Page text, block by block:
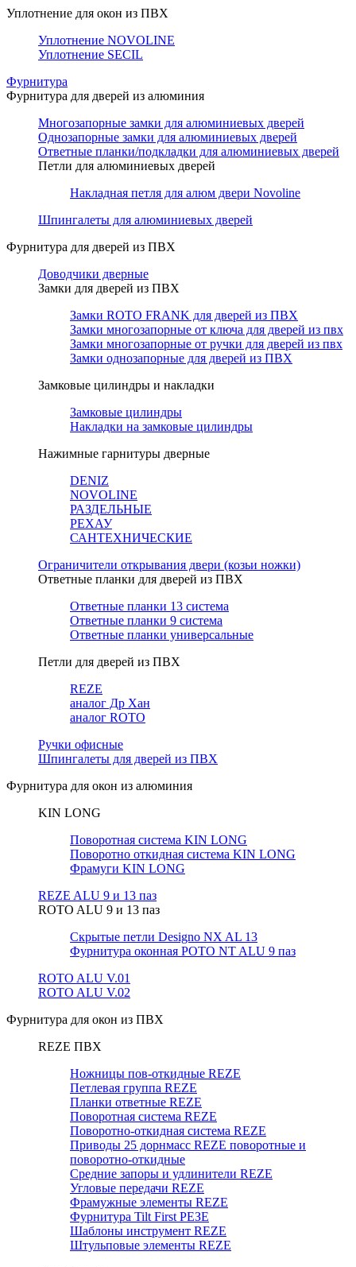
Уплотнение для окон из ПВХ
Уплотнение NOVOLINE
Уплотнение SECIL
Фурнитура
Фурнитура для дверей из алюминия
Многозапорные замки для алюминиевых дверей
Однозапорные замки для алюминиевых дверей
Ответные планки/подкладки для алюминиевых дверей
Петли для алюминиевых дверей
Накладная петля для алюм двери Novoline
Шпингалеты для алюминиевых дверей
Фурнитура для дверей из ПВХ
Доводчики дверные
Замки для дверей из ПВХ
Замки ROTO FRANK для дверей из ПВХ
Замки многозапорные от ключа для дверей из пвх
Замки многозапорные от ручки для дверей из пвх
Замки однозапорные для дверей из ПВХ
Замковые цилиндры и накладки
Замковые цилиндры
Накладки на замковые цилиндры
Нажимные гарнитуры дверные
DENIZ
NOVOLINE
РАЗДЕЛЬНЫЕ
РЕХАУ
САНТЕХНИЧЕСКИЕ
Ограничители открывания двери (козьи ножки)
Ответные планки для дверей из ПВХ
Ответные планки 13 система
Ответные планки 9 система
Ответные планки универсальные
Петли для дверей из ПВХ
REZE
аналог Др Хан
аналог ROTO
Ручки офисные
Шпингалеты для дверей из ПВХ
Фурнитура для окон из алюминия
KIN LONG
Поворотная система KIN LONG
Поворотно откидная система KIN LONG
Фрамуги KIN LONG
REZE ALU 9 и 13 паз
ROTO ALU 9 и 13 паз
Скрытые петли Designo NX AL 13
Фурнитура оконная РОТО NT ALU 9 паз
ROTO ALU V.01
ROTO ALU V.02
Фурнитура для окон из ПВХ
REZE ПВХ
Ножницы пов-откидные REZE
Петлевая группа REZE
Планки ответные REZE
Поворотная система REZE
Поворотно-откидная система REZE
Приводы 25 дорнмасс REZE поворотные и
поворотно-откидные
Средние запоры и удлинители REZE
Угловые передачи REZE
Фрамужные элементы REZE
Фурнитура Tilt First РЕЗЕ
Шаблоны инструмент REZE
Штульповые элементы REZE